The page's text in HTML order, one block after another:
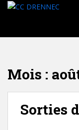
Skip to main content
Mois :
Sorties